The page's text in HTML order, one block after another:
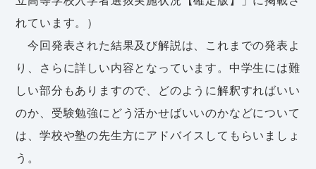
れています。）
今回発表された結果及び解説は、これまでの発表よ
り、さらに詳しい内容となっています。中学生には難
しい部分もありますので、どのように解釈すればいい
のか、受験勉強にどう活かせばいいのかなどについて
は、学校や塾の先生方にアドバイスしてもらいましょ
う。